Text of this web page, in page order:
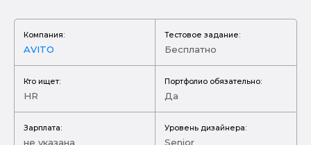
Компания:
AVITO
Тестовое задание:
Бесплатно
Кто ищет:
HR
Портфолио обязательно:
Да
Зарплата:
не указана
Уровень дизайнера:
Senior